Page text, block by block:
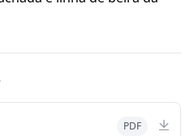
PDF